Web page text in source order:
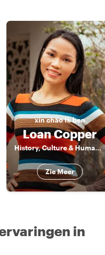
xin chàoIk ben
Loan Copper
History, Culture & Human Stories of Vietnam
Zie Meer
in